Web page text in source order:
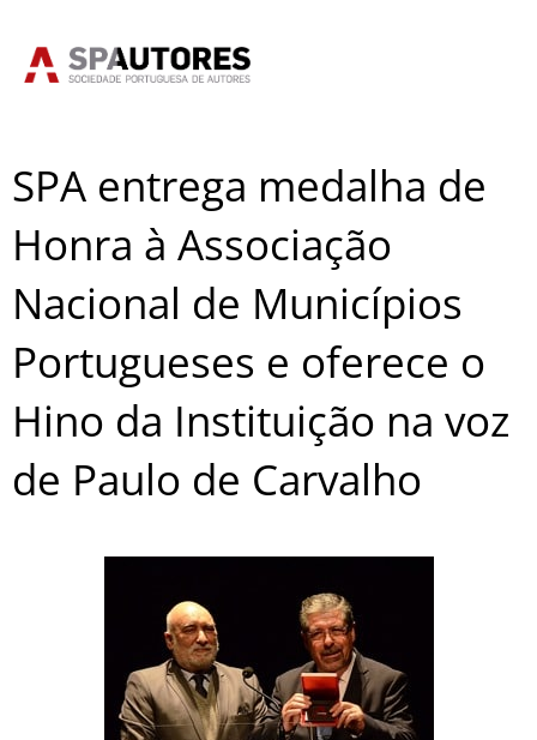
SPA entrega medalha de
Honra à Associação
Nacional de Municípios
Portugueses e oferece o
Hino da Instituição na voz
de Paulo de Carvalho